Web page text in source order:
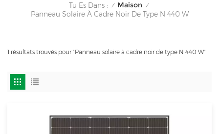
Tu Es Dans : / Maison /
Panneau Solaire À Cadre Noir De Type N 440 W
1 résultats trouvés pour "Panneau solaire à cadre noir de type N 440 W"